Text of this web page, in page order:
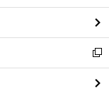
ウ
で
開
く
新
し
い